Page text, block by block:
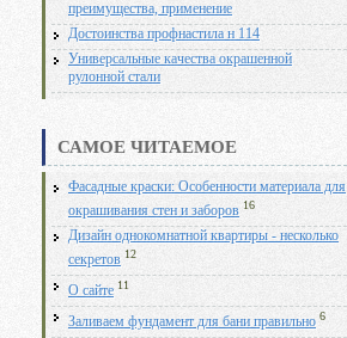
преимущества, применение
Достоинства профнастила н 114
Универсальные качества окрашенной
рулонной стали
САМОЕ ЧИТАЕМОЕ
Фасадные краски: Особенности материала для
окрашивания стен и заборов 16
Дизайн однокомнатной квартиры - несколько
секретов 12
О сайте 11
Заливаем фундамент для бани правильно 6